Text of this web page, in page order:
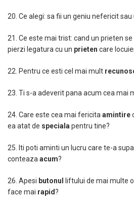
20. Ce alegi: sa fii un geniu nefericit
21. Ce este mai trist: cand un prieten
pierzi legatura cu un prieten care
22. Pentru ce esti cel mai mult
23. Ti s-a adeverit pana acum cea mai
24. Care este cea mai fericita amintire
ea atat de special a pentru tine?
25. Iti poti aminti un lucru care te-a
conteaza acum?
26. Apesi butonul
liftului de mai multe
face mai rapid?